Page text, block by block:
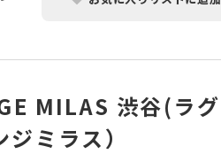
MILAS 渋谷(ラグ
ミラス）